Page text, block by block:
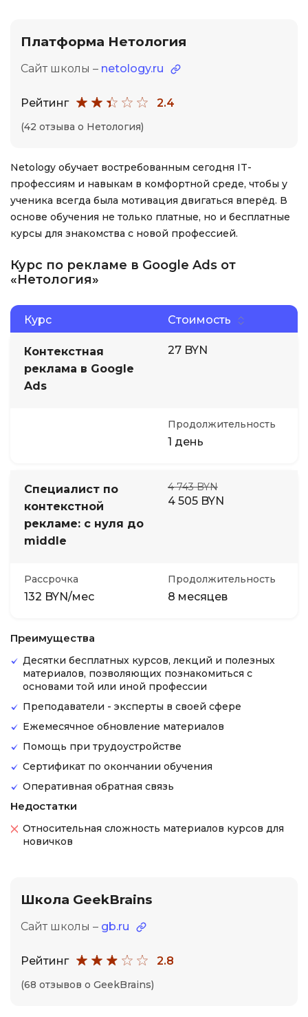
Платформа Нетология
Сайт школы – netology.ru
Рейтинг 2.4
(42 отзыва о Нетология)
Netology обучает востребованным сегодня IT-
профессиям и навыкам в комфортной среде, чтобы у
ученика всегда была мотивация двигаться вперёд. В
основе обучения не только платные, но и бесплатные
курсы для знакомства с новой профессией.
Курс по рекламе в Google Ads от
«Нетология»
Курс Стоимость
Контекстная
реклама в Google
Ads
27 BYN
Продолжительность
1 день
Специалист по
контекстной
рекламе: с нуля до
middle
4 743 BYN
4 505 BYN
Рассрочка
132 BYN/мес
Продолжительность
8 месяцев
Преимущества
Десятки бесплатных курсов, лекций и полезных
материалов, позволяющих познакомиться с
основами той или иной профессии
Преподаватели - эксперты в своей сфере
Ежемесячное обновление материалов
Помощь при трудоустройстве
Сертификат по окончании обучения
Оперативная обратная связь
Недостатки
Относительная сложность материалов курсов для
новичков
Школа GeekBrains
Сайт школы – gb.ru
Рейтинг 2.8
(68 отзывов о GeekBrains)